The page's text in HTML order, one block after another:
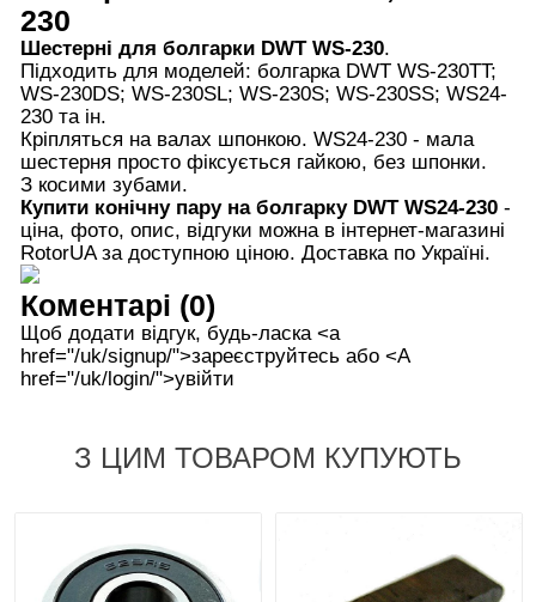
230
Шестерні для болгарки DWT WS-230.
Підходить для моделей: болгарка DWT WS-230ТT;
WS-230DS; WS-230SL; WS-230S; WS-230SS; WS24-
230 та ін.
Кріпляться на валах шпонкою. WS24-230 - мала
шестерня просто фіксується гайкою, без шпонки.
З косими зубами.
Купити конічну пару на болгарку DWT WS24-230-
ціна, фото, опис, відгуки можна в інтернет-магазині
RotorUA за доступною ціною. Доставка по Україні.
Коментарі (0)
Щоб додати відгук, будь-ласка <а
href="/uk/signup/">зареєструйтесь або <А
href="/uk/login/">увійти
З ЦИМ ТОВАРОМ КУПУЮТЬ